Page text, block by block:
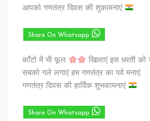
आपको गणतंत्र दिवस की शुकामनाएं
Share On Whatsapp
काँटो में भी फूल
खिलाएं इस धरती को
सबको गले लगाएं हम गणतंत्र का पर्व मनाएं.
गणतंत्र दिवस की हार्दिक शुभकामनाएं
Share On Whatsapp